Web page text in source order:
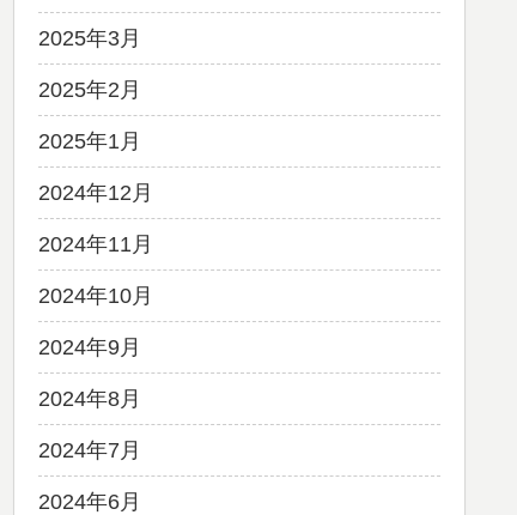
2025年3月
2025年2月
2025年1月
2024年12月
2024年11月
2024年10月
2024年9月
2024年8月
2024年7月
2024年6月